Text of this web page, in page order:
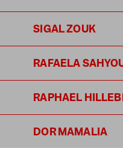
SIGAL ZOUK
RAFAELA
RAPHAEL
DOR MAMALIA